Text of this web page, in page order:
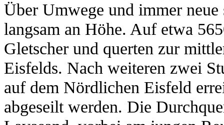
Über Umwege und immer
langsam an Höhe. Auf etwa
Gletscher und querten zur
Eisfelds. Nach weiteren zwei
auf dem Nördlichen Eisfeld
abgeseilt werden. Die